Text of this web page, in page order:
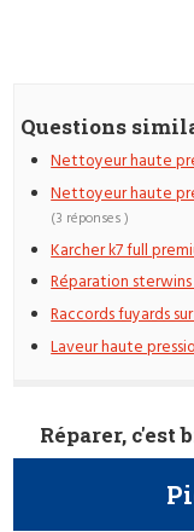
Questions
Nettoyeur haute
Nettoyeur haute
(3 réponses )
Karcher k7 full
Réparation
Raccords fuyards
Laveur haute
Réparer, c'est